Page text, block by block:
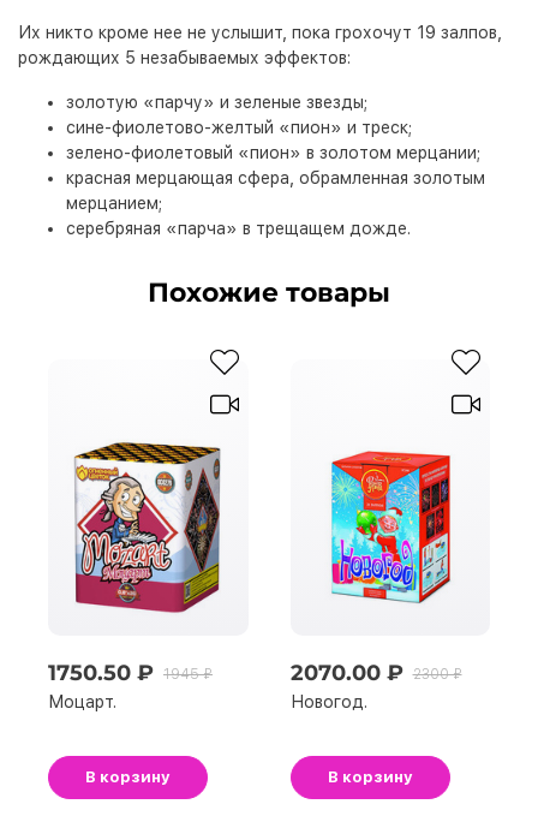
Их никто кроме нее не услышит, пока грохочут 19 залпов,
рождающих 5 незабываемых эффектов:
золотую «парчу» и зеленые звезды;
сине-фиолетово-желтый «пион» и треск;
зелено-фиолетовый «пион» в золотом мерцании;
красная мерцающая сфера, обрамленная золотым
мерцанием;
серебряная «парча» в трещащем дожде.
Похожие товары
1750.50 ₽ 1945 ₽
Моцарт.
В корзину
2070.00 ₽ 2300 ₽
Новогод.
В корзину